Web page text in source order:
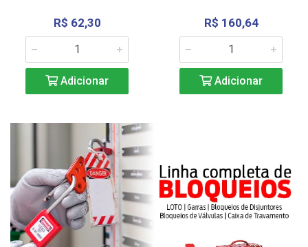
R$ 62,30
Adicionar
R$ 160,64
Adicionar